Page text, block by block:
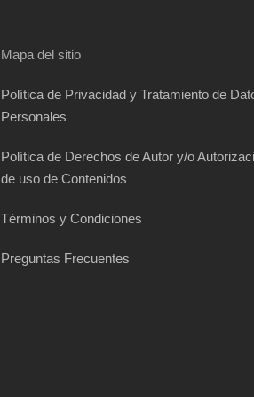
Mapa del sitio
Política de Privacidad y Tratamiento de
Personales
Política de Derechos de Autor y/o
de uso de Contenidos
Términos y Condiciones
Preguntas Frecuentes